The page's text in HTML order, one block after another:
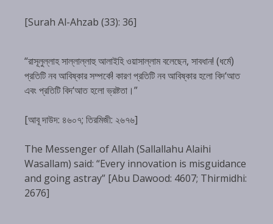
[Surah Al-Ahzab (33): 36]
“রাসূলুল্লাহ সাল্লাল্লাহু আলাইহি ওয়াসাল্লাম বলেছেন, সাবধান! (ধর্মে)
প্রতিটি নব আবিষ্কার সম্পর্কে! কারণ প্রতিটি নব আবিষ্কার হলো বিদ‘আত
এবং প্রতিটি বিদ‘আত হলো ভ্রষ্টতা।”
[আবূ দাউদ: ৪৬০৭; তিরমিজী: ২৬৭৬]
The Messenger of Allah (Sallallahu Alaihi
Wasallam) said: “Every innovation is misguidance
and going astray” [Abu Dawood: 4607; Thirmidhi:
2676]